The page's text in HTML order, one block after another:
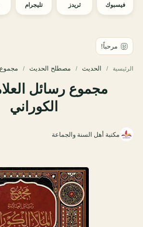
فيسبوك ثريدز تليجرام
الرئيسية الحديث مصطلح الحديث
مجموع رسائل
الكوراني